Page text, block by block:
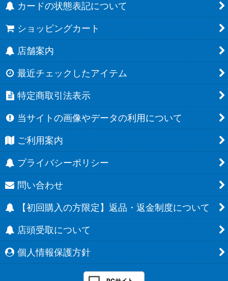
カードの状態表記について
ショッピングカート
店舗案内
最近チェックしたアイテム
特定商取引法表示
当サイトの画像やデータの利用について
ご利用案内
プライバシーポリシー
問い合わせ
【初回購入の方限定】返品・返金制度について
店頭受取について
個人情報保護方針